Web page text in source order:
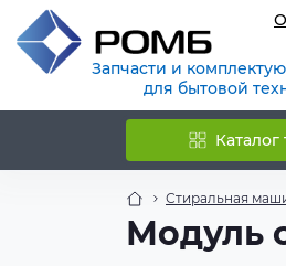
Запчасти и
для бытовой
Каталог
Стиральная
Модуль